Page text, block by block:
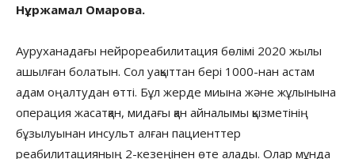
Нұржамал Омарова.
Ауруханадағы нейрореабилитация бөлімі 2020 жылы
ашылған болатын. Сол уақыттан бері 1000-нан астам
адам оңалтудан өтті. Бұл жерде миына және жұлынына
операция жасатқан, мидағы қан айналымы қызметінің
бұзылуынан инсульт алған пациенттер
реабилитацияның 2-кезеңінен өте алады. Олар мұнда